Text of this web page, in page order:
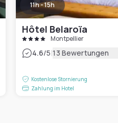
11h - 15h
Hôtel Belaroïa
Montpellier
4.6/5|13 Bewertungen
Kostenlose Stornierung
Zahlung im Hotel